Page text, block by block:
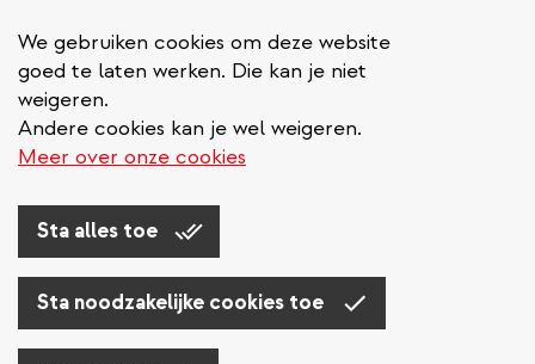
We gebruiken cookies om deze website
goed te laten werken. Die kan je niet
weigeren.
Andere cookies kan je wel weigeren.
Meer over onze cookies
Sta alles toe
Sta noodzakelijke cookies toe